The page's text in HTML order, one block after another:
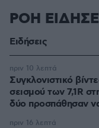
ΡΟΗ
Ειδήσεις
Συγκλονιστικό
σεισμού των 7,1R
δύο προσπάθησαν
πριν 10 λεπτά
πριν 16 λεπτά